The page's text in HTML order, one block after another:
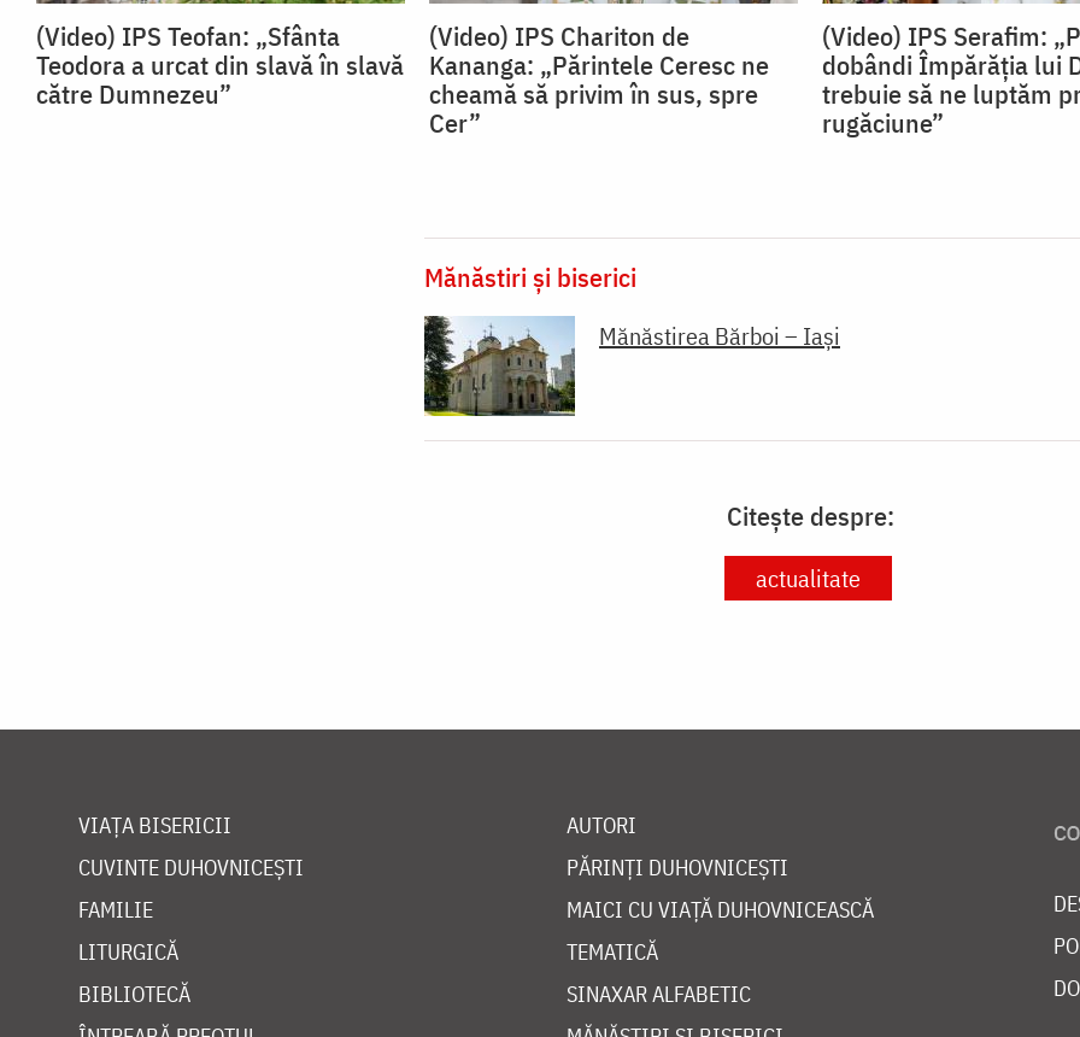
(Video) IPS Teofan: „Sfânta
Teodora a urcat din slavă în slavă
către Dumnezeu”
(Video) IPS Chariton de
Kananga: „Părintele Ceresc ne
cheamă să privim în sus, spre
Cer”
(Video) IPS Serafim:
dobândi Împărăția lui
trebuie să ne luptăm
rugăciune”
Mănăstiri și biserici
Mănăstirea Bărboi – Iași
Citește despre:
actualitate
VIAȚA BISERICII
CUVINTE DUHOVNICEȘTI
FAMILIE
LITURGICĂ
BIBLIOTECĂ
AUTORI
PĂRINȚI DUHOVNICEȘTI
MAICI CU VIAȚĂ DUHOVNICEASCĂ
TEMATICĂ
SINAXAR ALFABETIC